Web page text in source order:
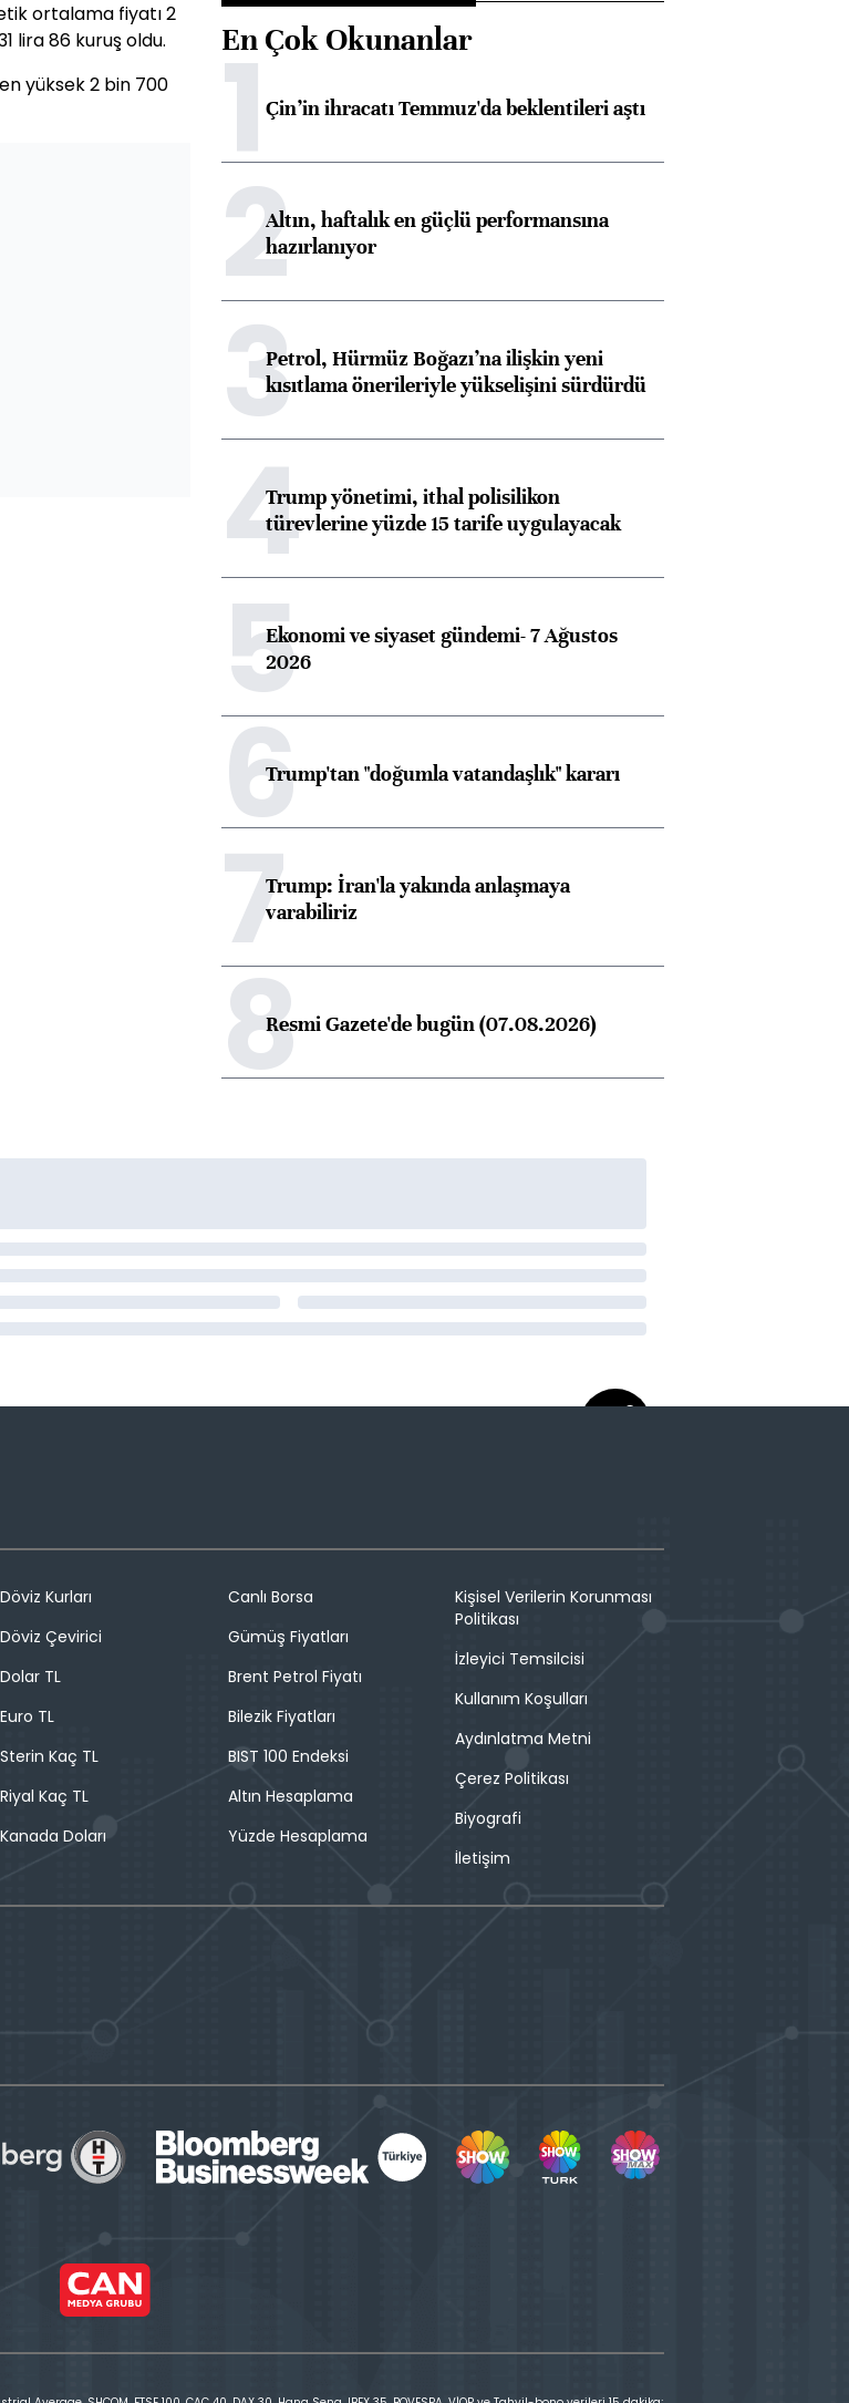
ortalama fiyatı 2
lira 86 kuruş oldu.
yüksek 2 bin 700
En Çok Okunanlar
1Çin’in ihracatı Temmuz'da beklentileri aştı
2Altın, haftalık en güçlü performansına
hazırlanıyor
3Petrol, Hürmüz Boğazı’na ilişkin yeni
kısıtlama önerileriyle yükselişini sürdürdü
4Trump yönetimi, ithal polisilikon
türevlerine yüzde 15 tarife uygulayacak
5Ekonomi ve siyaset gündemi- 7 Ağustos
2026
6Trump'tan "doğumla vatandaşlık" kararı
7Trump: İran'la yakında anlaşmaya
varabiliriz
8Resmi Gazete'de bugün (07.08.2026)
Döviz Kurları
Döviz Çevirici
Dolar TL
Euro TL
Sterin Kaç TL
Riyal Kaç TL
Kanada Doları
Canlı Borsa
Gümüş Fiyatları
Brent Petrol Fiyatı
Bilezik Fiyatları
BIST 100 Endeksi
Altın Hesaplama
Yüzde Hesaplama
Kişisel Verilerin Korunması
Politikası
İzleyici Temsilcisi
Kullanım Koşulları
Aydınlatma Metni
Çerez Politikası
Biyografi
İletişim